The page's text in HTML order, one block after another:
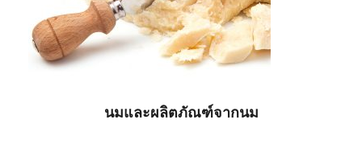
นมและผลิตภัณฑ์จากนม